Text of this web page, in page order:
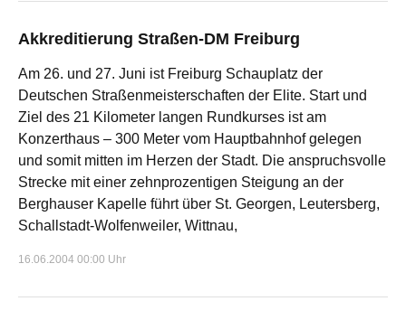
Akkreditierung Straßen-DM Freiburg
Am 26. und 27. Juni ist Freiburg Schauplatz der
Deutschen Straßenmeisterschaften der Elite. Start und
Ziel des 21 Kilometer langen Rundkurses ist am
Konzerthaus – 300 Meter vom Hauptbahnhof gelegen
und somit mitten im Herzen der Stadt. Die anspruchsvolle
Strecke mit einer zehnprozentigen Steigung an der
Berghauser Kapelle führt über St. Georgen, Leutersberg,
Schallstadt-Wolfenweiler, Wittnau,
16.06.2004 00:00 Uhr